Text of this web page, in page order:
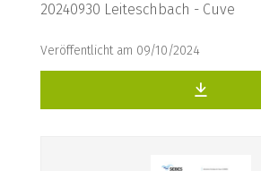
20240930 Leiteschbach - Cuve
Veröffentlicht am 09/10/2024